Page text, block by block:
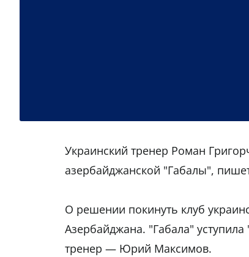
Украинский тренер Роман
азербайджанской "Габалы",
О решении покинуть клуб
Азербайджана. "Габала"
тренер — Юрий Максимов.